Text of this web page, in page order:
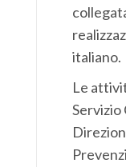
italiano.
Le